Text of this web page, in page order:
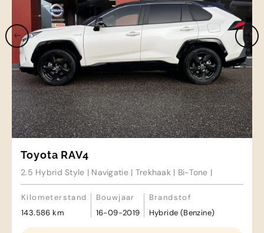
Toyota RAV4
2.5 Hybrid Style | Navigatie | Trekhaak | Bi-Tone |
Kilometerstand
143.586 km
Bouwjaar
16-09-2019
Brandstof
Hybride (Benzine)